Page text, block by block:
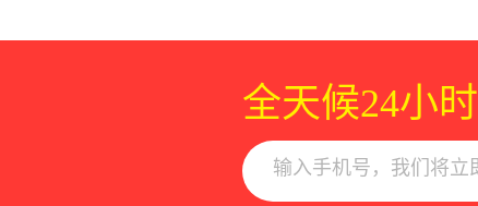
全天候24小时